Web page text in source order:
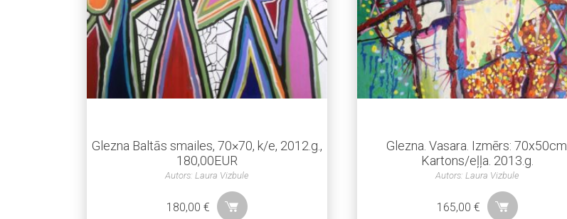
Glezna Baltās smailes, 70×70, k/e, 2012.g.,
180,00EUR
Autors: Laura Vizbule
180,00€
Glezna. Vasara. Izmērs: 70x50cm.
Kartons/eļļa. 2013.g.
Autors: Laura Vizbule
165,00€